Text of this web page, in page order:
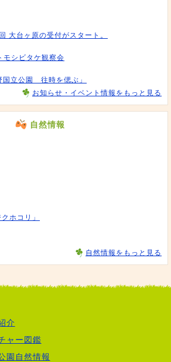
大台ヶ原の受付がスタート。
シビタケ観察会
立公園 往時を偲ぶ」
お知らせ・イベント情報をもっと見る
自然情報
ホコリ」
自然情報をもっと見る
介
ャー図鑑
園自然情報